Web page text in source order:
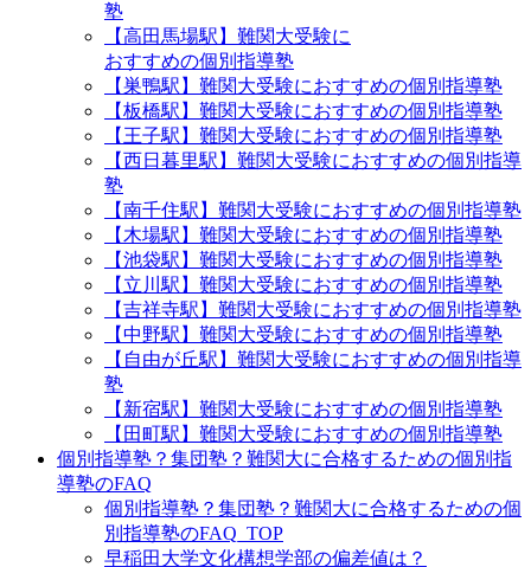
塾
【高田馬場駅】難関大受験に
おすすめの個別指導塾
【巣鴨駅】難関大受験におすすめの個別指導塾
【板橋駅】難関大受験におすすめの個別指導塾
【王子駅】難関大受験におすすめの個別指導塾
【西日暮里駅】難関大受験におすすめの個別指導
塾
【南千住駅】難関大受験におすすめの個別指導塾
【木場駅】難関大受験におすすめの個別指導塾
【池袋駅】難関大受験におすすめの個別指導塾
【立川駅】難関大受験におすすめの個別指導塾
【吉祥寺駅】難関大受験におすすめの個別指導塾
【中野駅】難関大受験におすすめの個別指導塾
【自由が丘駅】難関大受験におすすめの個別指導
塾
【新宿駅】難関大受験におすすめの個別指導塾
【田町駅】難関大受験におすすめの個別指導塾
個別指導塾？集団塾？難関大に合格するための個別指
導塾のFAQ
個別指導塾？集団塾？難関大に合格するための個
別指導塾のFAQ_TOP
早稲田大学文化構想学部の偏差値は？